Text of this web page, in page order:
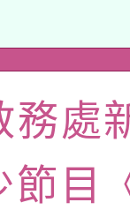
名單
學軟體
函釋公
請許可
署委託
務處
節目